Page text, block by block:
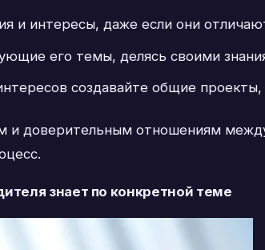
и интересы, даже если они
его темы, делясь своими
создавайте общие
и доверительным отношениям
знает по конкретной теме